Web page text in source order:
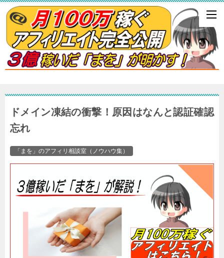
ドメイン凍結の衝撃！原因はなんと認証確認
忘れ
「まを」のアフィリ相談室（ノウハウ集）